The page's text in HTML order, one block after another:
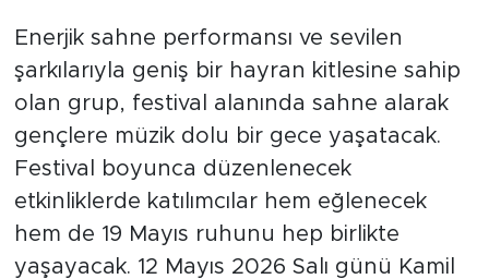
Enerjik sahne performansı ve sevilen
şarkılarıyla geniş bir hayran kitlesine sahip
olan grup, festival alanında sahne alarak
gençlere müzik dolu bir gece yaşatacak.
Festival boyunca düzenlenecek
etkinliklerde katılımcılar hem eğlenecek
hem de 19 Mayıs ruhunu hep birlikte
yaşayacak. 12 Mayıs 2026 Salı günü Kamil